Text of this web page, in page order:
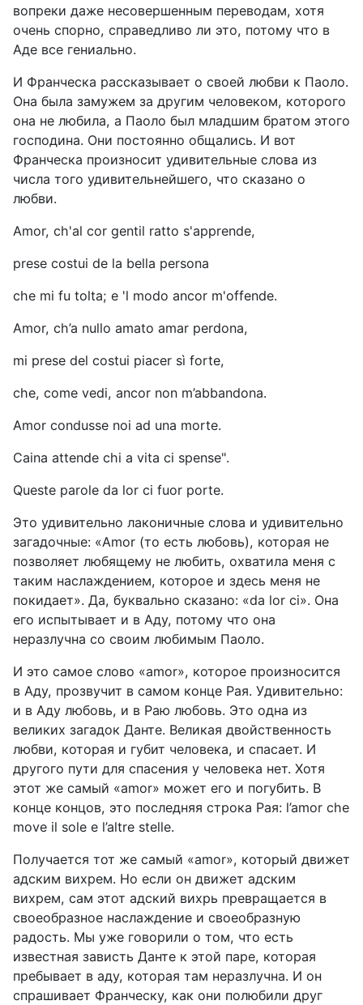
вопреки даже несовершенным переводам, хотя
очень спорно, справедливо ли это, потому что в
Аде все гениально.
И Франческа рассказывает о своей любви к Паоло.
Она была замужем за другим человеком, которого
она не любила, а Паоло был младшим братом этого
господина. Они постоянно общались. И вот
Франческа произносит удивительные слова из
числа того удивительнейшего, что сказано о
любви.
Amor, ch'al cor gentil ratto s'apprende,
prese costui de la bella persona
che mi fu tolta; e 'l modo ancor m'offende.
Amor, ch’a nullo amato amar perdona,
mi prese del costui piacer sì forte,
che, come vedi, ancor non m’abbandona.
Аmor condusse noi ad una morte.
Caina attende chi a vita ci spense".
Queste parole da lor ci fuor porte.
Это удивительно лаконичные слова и удивительно
загадочные: «Amor (то есть любовь), которая не
позволяет любящему не любить, охватила меня с
таким наслаждением, которое и здесь меня не
покидает». Да, буквально сказано: «da lor ci». Она
его испытывает и в Аду, потому что она
неразлучна со своим любимым Паоло.
И это самое слово «amor», которое произносится
в Аду, прозвучит в самом конце Рая. Удивительно:
и в Аду любовь, и в Раю любовь. Это одна из
великих загадок Данте. Великая двойственность
любви, которая и губит человека, и спасает. И
другого пути для спасения у человека нет. Хотя
этот же самый «amor» может его и погубить. В
конце концов, это последняя строка Рая: l’amor che
move il sole e l’altre stelle.
Получается тот же самый «amor», который движет
адским вихрем. Но если он движет адским
вихрем, сам этот адский вихрь превращается в
своеобразное наслаждение и своеобразную
радость. Мы уже говорили о том, что есть
известная зависть Данте к этой паре, которая
пребывает в аду, которая там неразлучна. И он
спрашивает Франческу, как они полюбили друг